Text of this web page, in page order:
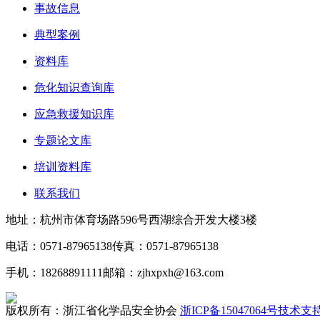
事故信息
典型案例
资料库
危化知识查询库
应急救援知识库
专题论文库
培训资料库
联系我们
地址：杭州市体育场路596号西湖综合开发大楼3楼
电话：0571-87965138传真：0571-87965138
手机：18268891111 邮箱：zjhxpxh@163.com
版权所有：浙江省化学品安全协会 浙ICP备15047064号技术支